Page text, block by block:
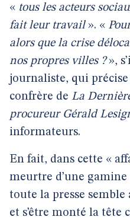
« tous les acteurs
fait leur travail». «
alors que la crise
nos propres villes ?»,
journaliste, qui précise
confrère de La
procureur Gérald
informateurs.
En fait, dans cette «
meurtre d’une gamine
toute la presse
et s’être monté la tête